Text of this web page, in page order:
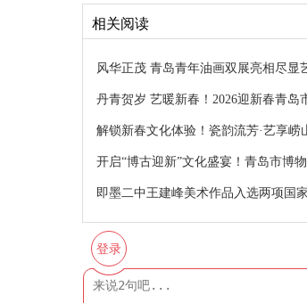
相关阅读
风华正茂 青岛青年油画双展亮相尽显
丹青贺岁 艺暖新春！2026迎新春青岛
解锁新春文化体验！瓷韵流芳·艺享崂
开启“博古迎新”文化盛宴！青岛市博
即墨二中王建峰美术作品入选两项国
登录